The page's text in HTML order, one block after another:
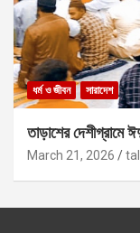
ধর্ম ও জীবন সারাদেশ
তাড়াশের দেশীগ্রামে
March 21, 2026